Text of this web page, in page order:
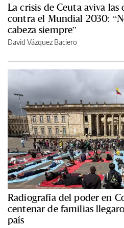
La crisis de Ceuta aviva las
contra el Mundial 2030:
cabeza siempre”
David Vázquez Baciero
Radiografía del poder en
centenar de familias
país